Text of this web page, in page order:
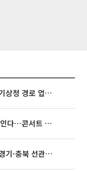
태풍 '돌핀' 오키나와 접근…일본기상청 경로 업데이트
빅뱅, 20주년 기념 '새 뱅봉' 선보인다⋯콘서트 앞두고 팝업 개최
위 등 추가 압수수색